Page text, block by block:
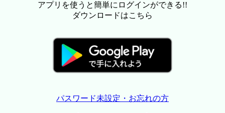
アプリを使うと簡単にログインができる!!
ダウンロードはこちら
パスワード未設定・お忘れの方